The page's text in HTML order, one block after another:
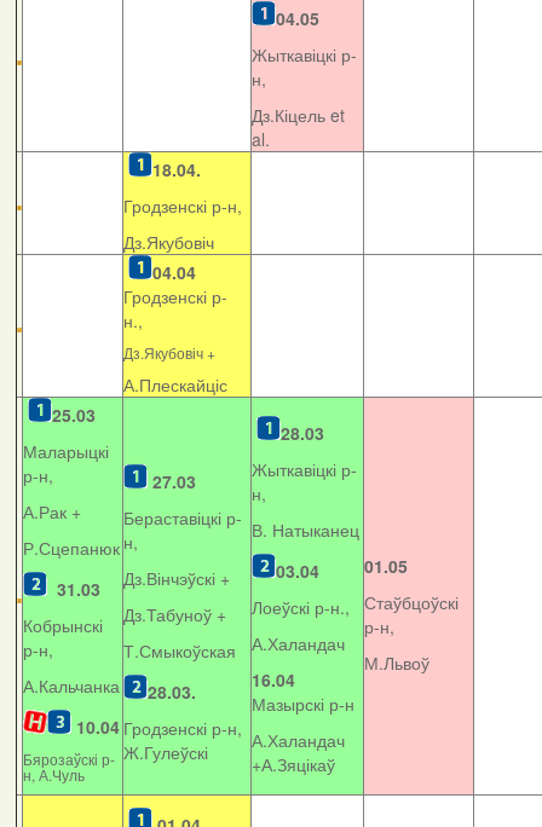
04.05
Жыткавіцкі р-
н,
Дз.Кіцель et
al.
18.04.
Гродзенскі р-н,
Дз.Якубовіч
04.04
Гродзенскі р-
н.,
Дз.Якубовіч +
А.Плескайціс
25.03
Маларыцкі
р-н,
А.Рак +
Р.Сцепанюк
31.03
Кобрынскі
р-н,
А.Кальчанка
10.04
Бярозаўскі р-
н, А.Чуль
27.03
Бераставіцкі р-
н,
Дз.Вінчэўскі +
Дз.Табуноў +
Т.Смыкоўская
28.03.
Гродзенскі р-н,
Ж.Гулеўскі
28.03
Жыткавіцкі р-
н,
В. Натыканец
03.04
Лоеўскі р-н.,
А.Халандач
16.04
Мазырскі р-н
А.Халандач
+А.Зяцікаў
01.05
Стаўбцоўскі
р-н,
М.Львоў